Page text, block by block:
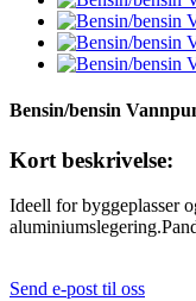
Bensin/bensin
Kort beskrivelse:
Ideell for byggeplasser
Send e-post til oss